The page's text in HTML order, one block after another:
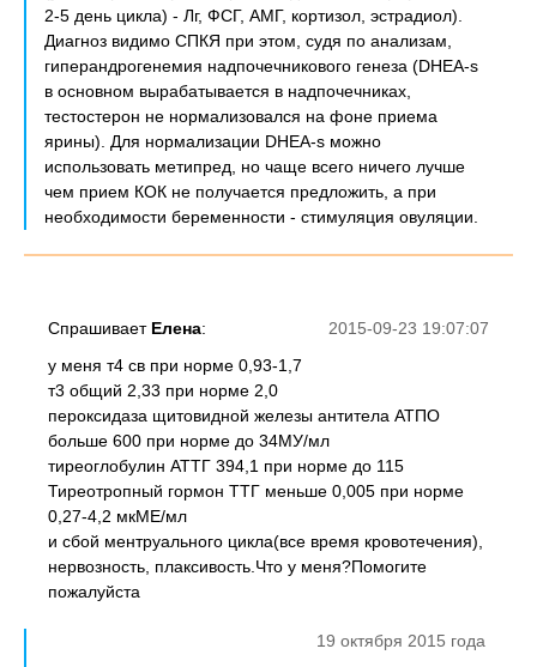
2-5 день цикла) - Лг, ФСГ, АМГ, кортизол, эстрадиол).
Диагноз видимо СПКЯ при этом, судя по анализам,
гиперандрогенемия надпочечникового генеза (DHEA-s
в основном вырабатывается в надпочечниках,
тестостерон не нормализовался на фоне приема
ярины). Для нормализации DHEA-s можно
использовать метипред, но чаще всего ничего лучше
чем прием КОК не получается предложить, а при
необходимости беременности - стимуляция овуляции.
2015-09-23 19:07:07
Спрашивает Елена:
у меня т4 св при норме 0,93-1,7
т3 общий 2,33 при норме 2,0
пероксидаза щитовидной железы антитела АТПО
больше 600 при норме до 34МУ/мл
тиреоглобулин АТТГ 394,1 при норме до 115
Тиреотропный гормон ТТГ меньше 0,005 при норме
0,27-4,2 мкМЕ/мл
и сбой ментруального цикла(все время кровотечения),
нервозность, плаксивость.Что у меня?Помогите
пожалуйста
19 октября 2015 года